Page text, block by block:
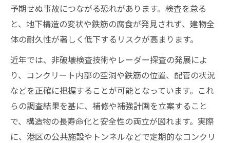
予期せぬ事故につながる恐れがあります。検査を怠る
と、地下構造の変状や鉄筋の腐食が発見されず、建物全
体の耐久性が著しく低下するリスクが高まります。
近年では、非破壊検査技術やレーダー探査の発展によ
り、コンクリート内部の空洞や鉄筋の位置、配管の状況
などを正確に把握することが可能となっています。これ
らの調査結果を基に、補修や補強計画を立案すること
で、構造物の長寿命化と安全性の両立が図れます。実際
に、港区の公共施設やトンネルなどで定期的なコンクリ